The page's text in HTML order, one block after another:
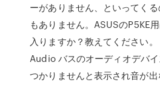
ーがありません、といってく
もありません。ASUSのP5KE
入りますか？教えてください
Audio バスのオーディオデバ
つかりませんと表示され音が